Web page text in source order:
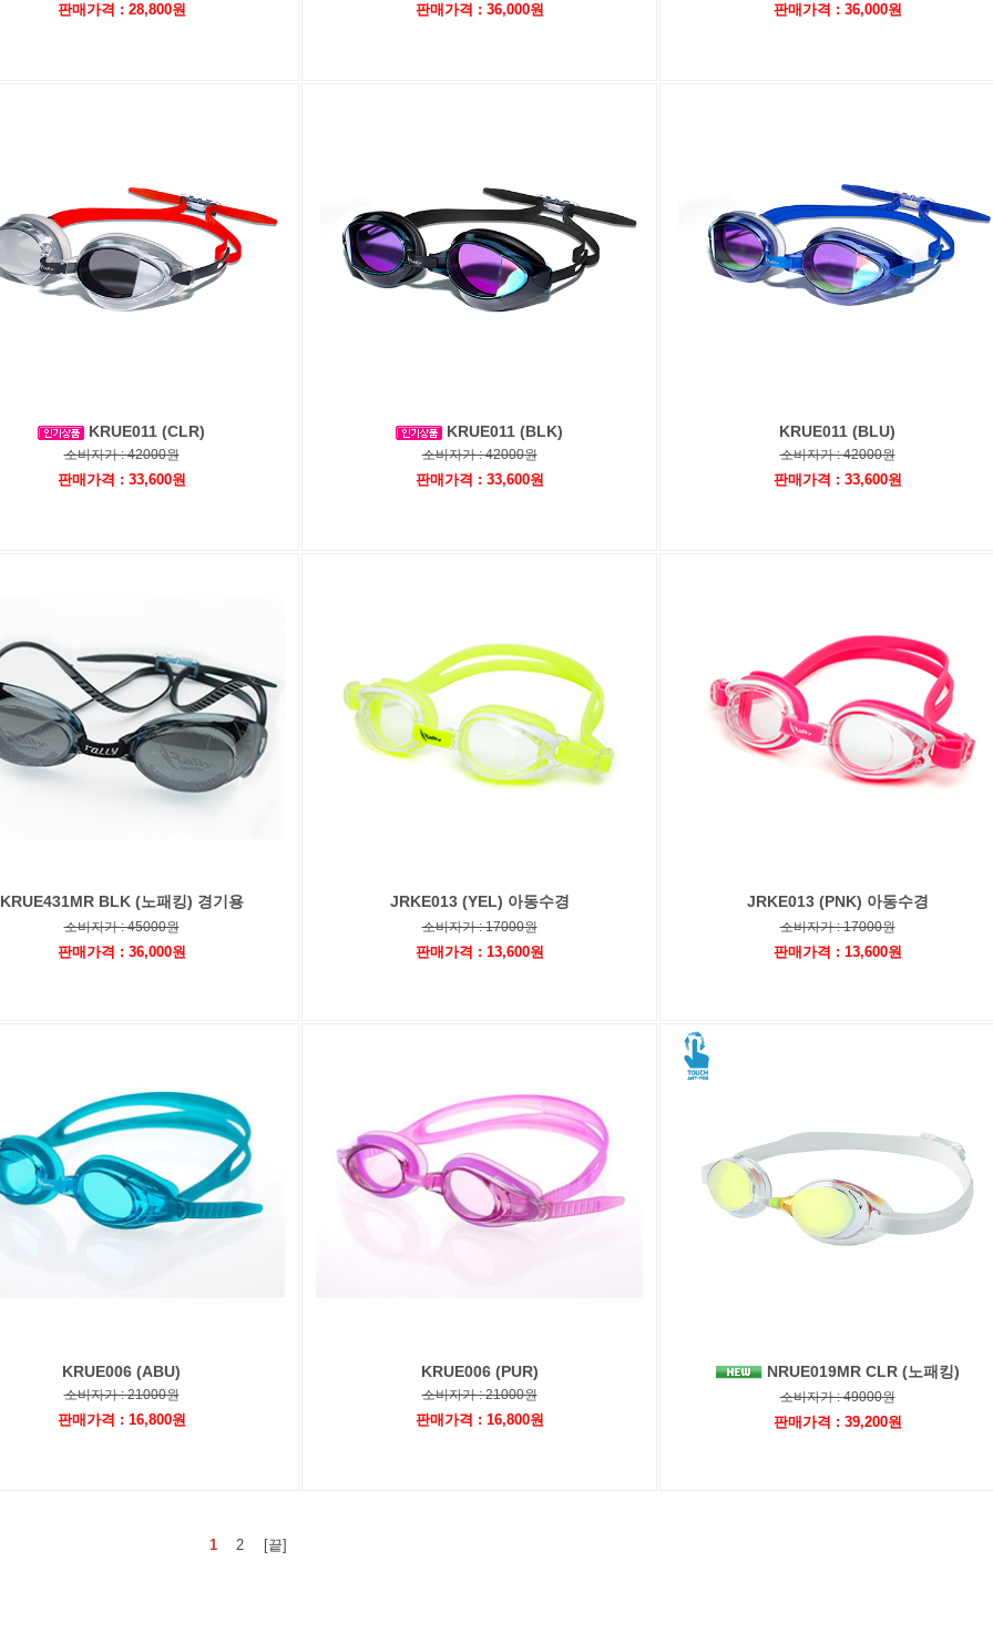
판매가격 : 28,800원 판매가격 : 36,000원 판매가격 : 36,000원
KRUE011 (CLR)
소비자가 : 42000원
판매가격 : 33,600원
KRUE011 (BLK)
소비자가 : 42000원
판매가격 : 33,600원
KRUE011 (BLU)
소비자가 : 42000원
판매가격 : 33,600원
KRUE431MR BLK (노패킹) 경기용
소비자가 : 45000원
판매가격 : 36,000원
JRKE013 (YEL) 아동수경
소비자가 : 17000원
판매가격 : 13,600원
JRKE013 (PNK) 아동수경
소비자가 : 17000원
판매가격 : 13,600원
KRUE006 (ABU)
소비자가 : 21000원
판매가격 : 16,800원
KRUE006 (PUR)
소비자가 : 21000원
판매가격 : 16,800원
NRUE019MR CLR (노패킹)
소비자가 : 49000원
판매가격 : 39,200원
1 2 [끝]